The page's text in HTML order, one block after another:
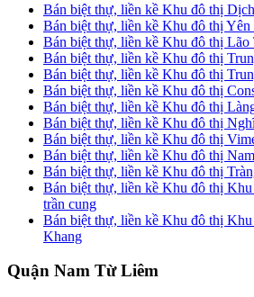
Bán biệt thự, liền kề Khu đô thị
Bán biệt thự, liền kề Khu đô thị Yên
Bán biệt thự, liền kề Khu đô thị Lão
Bán biệt thự, liền kề Khu đô thị
Bán biệt thự, liền kề Khu đô thị
Bán biệt thự, liền kề Khu đô thị
Bán biệt thự, liền kề Khu đô thị
Bán biệt thự, liền kề Khu đô thị
Bán biệt thự, liền kề Khu đô thị
Bán biệt thự, liền kề Khu đô thị
Bán biệt thự, liền kề Khu đô thị
Bán biệt thự, liền kề Khu đô thị Khu
trần cung
Bán biệt thự, liền kề Khu đô thị
Khang
Quận Nam Từ Liêm